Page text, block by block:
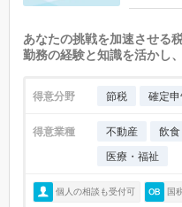
あなたの挑戦を加速させ
勤務の経験と知識を活かし
得意分野 節税 確定
得意業種 不動産 飲食
医療・福祉
個人の相談も受付可 国